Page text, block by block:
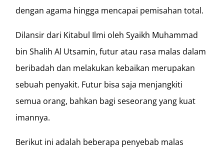
dengan agama hingga mencapai pemisahan total.
Dilansir dari Kitabul Ilmi oleh Syaikh Muhammad
bin Shalih Al Utsamin, futur atau rasa malas dalam
beribadah dan melakukan kebaikan merupakan
sebuah penyakit. Futur bisa saja menjangkiti
semua orang, bahkan bagi seseorang yang kuat
imannya.
Berikut ini adalah beberapa penyebab malas